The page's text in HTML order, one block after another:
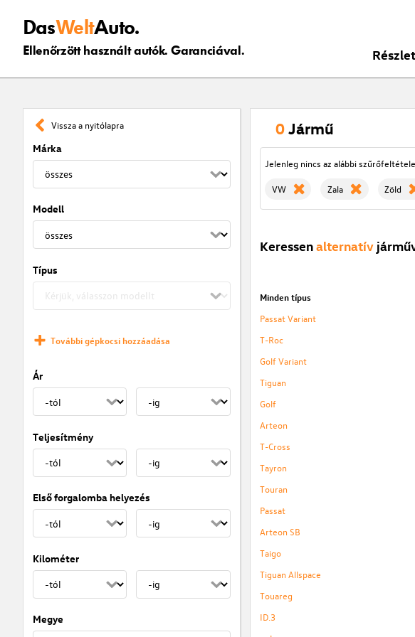
DasWeltAuto.
Ellenőrzött használt autók. Garanciával.
Vissza a nyitólapra
Márka
Modell
Típus
További gépkocsi hozzáadása
Ár
Teljesítmény
Első forgalomba helyezés
Kilométer
Megye
0Jármű
Jelenleg nincs az alábbi
VW Zala Zöld
Keressenalternatív
Minden típus
Passat Variant
T-Roc
Golf Variant
Tiguan
Golf
Arteon
T-Cross
Tayron
Touran
Passat
Arteon SB
Taigo
Tiguan Allspace
Touareg
ID.3